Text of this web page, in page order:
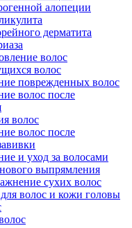
алопеции
дерматита
волос
волос
поврежденных волос
волос после
волос
волос после
и уход за волосами
выпрямления
сухих волос
волос и кожи головы